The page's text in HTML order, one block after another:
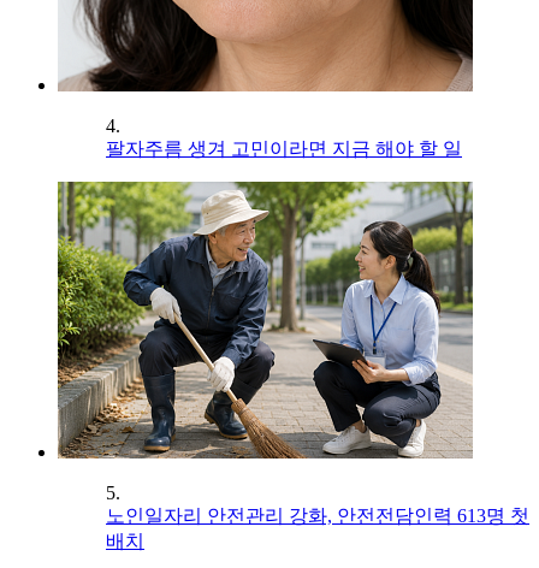
4.
팔자주름 생겨 고민이라면 지금 해야 할 일
5.
노인일자리 안전관리 강화, 안전전담인력 613명 첫
배치